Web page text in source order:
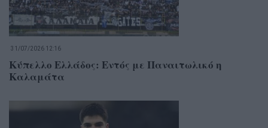
31/07/2026 12:16
Κύπελλο Ελλάδος: Εντός με Παναιτωλικό η
Καλαμάτα